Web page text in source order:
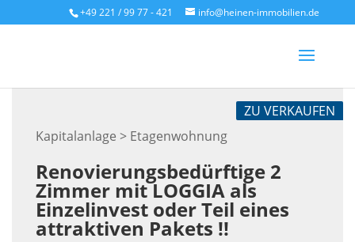
+49 221 / 99 77 - 421 info@heinen-immobilien.de
Kapitalanlage > Etagenwohnung
ZU VERKAUFEN
Renovierungsbedürftige 2
Zimmer mit LOGGIA als
Einzelinvest oder Teil eines
attraktiven Pakets !!